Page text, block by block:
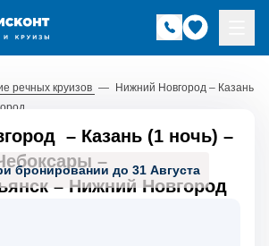
речных круизов — Нижний Новгород – Казань
бронировании до 31 Августа
– Казань (1 ночь) –
–
– Нижний Новгород